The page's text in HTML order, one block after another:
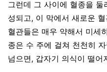
그런데 그 사이에 혈종을
성되고, 이 막에서 새로운
혈관들은 매우 약해서 미세
종은 수 주에 걸쳐 천천히
넘으면, 갑자기 의식이 떨어